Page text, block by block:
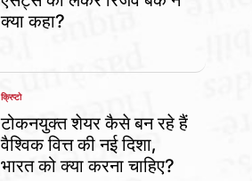
क्या कहा?
POSTED
IN
क्रिप्टो
टोकनयुक्त शेयर कैसे बन रहे हैं
वैश्विक वित्त की नई दिशा,
भारत को क्या करना चाहिए?